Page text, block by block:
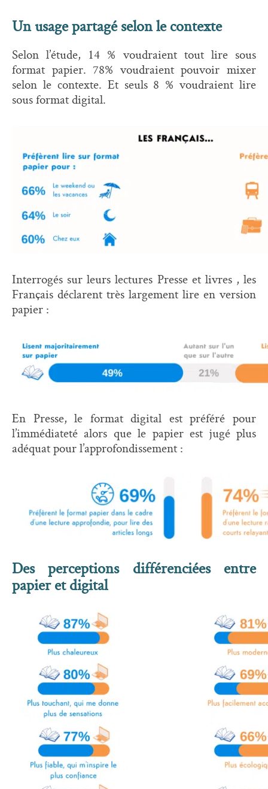
Un usage partagé selon le contexte
Selon l’étude, 14 % voudraient tout lire sous
format papier. 78% voudraient pouvoir mixer
selon le contexte. Et seuls 8 % voudraient lire
sous format digital.
Interrogés sur leurs lectures Presse et livres , les
Français déclarent très largement lire en version
papier :
En Presse, le format digital est préféré pour
l’immédiateté alors que le papier est jugé plus
adéquat pour l’approfondissement :
Des perceptions différenciées entre
papier et digital